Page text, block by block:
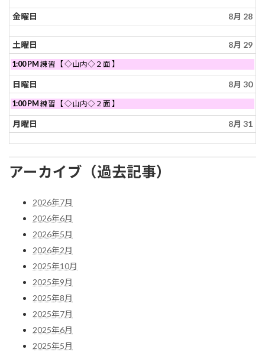
金曜日 8月 28
土曜日 8月 29
土
日,
8
月
29th
2026
1:00 PM 練習【 ◇山内◇２面 】
日曜日 8月 30
日
日,
8
1:00 PM 練習【 ◇山内◇２面 】
月曜日 8月 31
アーカイブ（過去記事）
2026年7月
2026年6月
2026年5月
2026年2月
2025年10月
2025年9月
2025年8月
2025年7月
2025年6月
2025年5月